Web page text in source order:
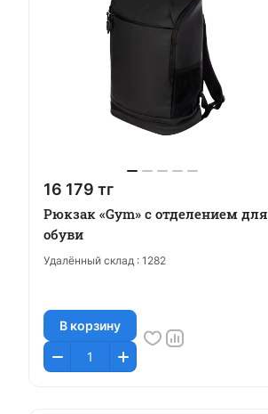
16 179 тг
Рюкзак «Gym» с отделением для
обуви
Удалённый склад : 1282
В корзину